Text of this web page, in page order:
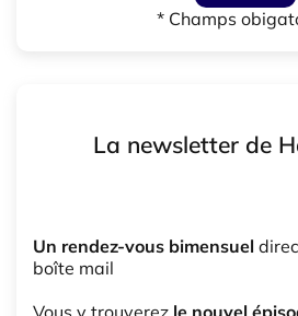
* Champs
La newsletter de
Un rendez-vous bimensuel
boîte mail
Vous y trouverez le nouvel